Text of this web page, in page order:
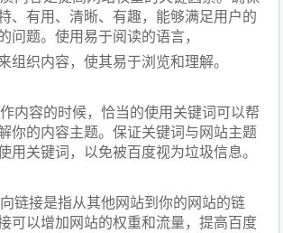
、有用、清晰、有趣，能够满足用户的
问题。使用易于阅读的语言，
组织内容，使其易于浏览和理解。
内容的时候，恰当的使用关键词可以帮
你的内容主题。保证关键词与网站主题
用关键词，以免被百度视为垃圾信息。
链接是指从其他网站到你的网站的链
可以增加网站的权重和流量，提高百度